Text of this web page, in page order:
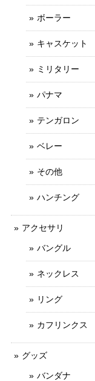
ボーラー
キャスケット
ミリタリー
パナマ
テンガロン
ベレー
その他
ハンチング
アクセサリ
バングル
ネックレス
リング
カフリンクス
グッズ
バンダナ